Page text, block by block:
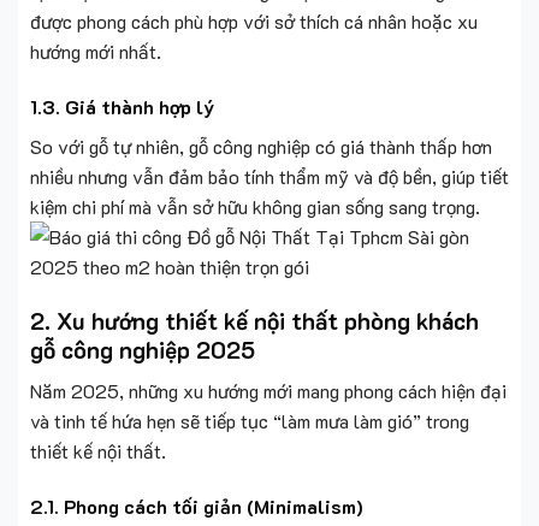
được phong cách phù hợp với sở thích cá nhân hoặc xu
hướng mới nhất.
1.3. Giá thành hợp lý
So với gỗ tự nhiên, gỗ công nghiệp có giá thành thấp hơn
nhiều nhưng vẫn đảm bảo tính thẩm mỹ và độ bền, giúp tiết
kiệm chi phí mà vẫn sở hữu không gian sống sang trọng.
2. Xu hướng thiết kế nội thất phòng khách
gỗ công nghiệp 2025
Năm 2025, những xu hướng mới mang phong cách hiện đại
và tinh tế hứa hẹn sẽ tiếp tục “làm mưa làm gió” trong
thiết kế nội thất.
2.1. Phong cách tối giản (Minimalism)